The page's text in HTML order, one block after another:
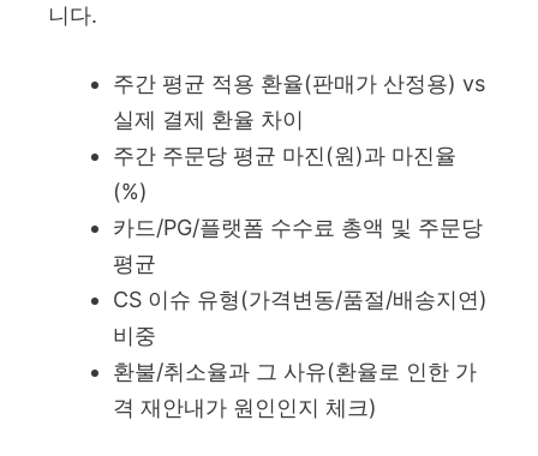
니다.
주간 평균 적용 환율(판매가 산정용) vs
실제 결제 환율 차이
주간 주문당 평균 마진(원)과 마진율
(%)
카드/PG/플랫폼 수수료 총액 및 주문당
평균
CS 이슈 유형(가격변동/품절/배송지연)
비중
환불/취소율과 그 사유(환율로 인한 가
격 재안내가 원인인지 체크)